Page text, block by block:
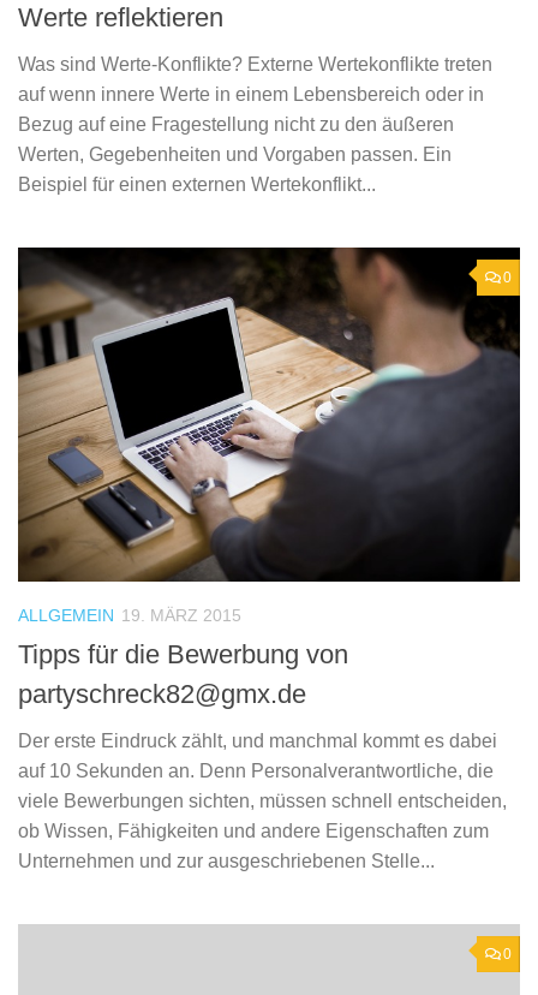
Werte reflektieren
Was sind Werte-Konflikte? Externe Wertekonflikte treten
auf wenn innere Werte in einem Lebensbereich oder in
Bezug auf eine Fragestellung nicht zu den äußeren
Werten, Gegebenheiten und Vorgaben passen. Ein
Beispiel für einen externen Wertekonflikt...
0
ALLGEMEIN 19. MÄRZ 2015
Tipps für die Bewerbung von
partyschreck82@gmx.de
Der erste Eindruck zählt, und manchmal kommt es dabei
auf 10 Sekunden an. Denn Personalverantwortliche, die
viele Bewerbungen sichten, müssen schnell entscheiden,
ob Wissen, Fähigkeiten und andere Eigenschaften zum
Unternehmen und zur ausgeschriebenen Stelle...
0